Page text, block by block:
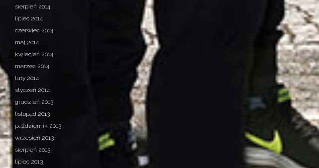
sierpień 2014
lipiec 2014
czerwiec 2014
maj 2014
kwiecień 2014
marzec 2014
luty 2014
styczeń 2014
grudzień 2013
listopad 2013
październik 2013
wrzesień 2013
sierpień 2013
lipiec 2013